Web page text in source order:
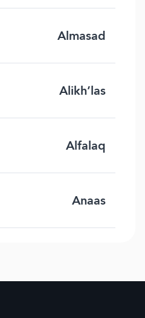
Almasad
Alikh’las
Alfalaq
Anaas